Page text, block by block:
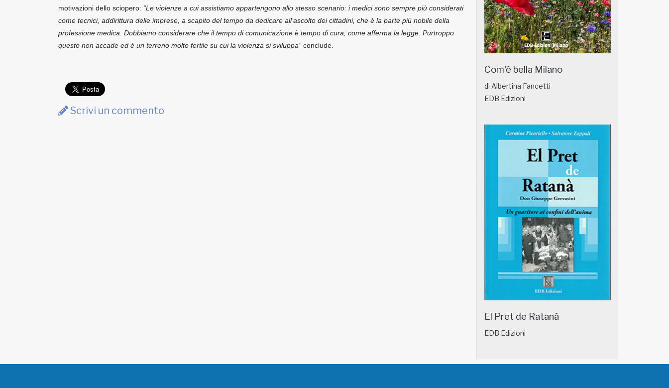
motivazioni dello sciopero: “Le violenze a cui assistiamo appartengono allo stesso scenario: i medici sono sempre più considerati
come tecnici, addirittura delle imprese, a scapito del tempo da dedicare all’ascolto dei cittadini, che è la parte più nobile della
professione medica. Dobbiamo considerare che il tempo di comunicazione è tempo di cura, come afferma la legge. Purtroppo
questo non accade ed è un terreno molto fertile su cui la violenza si sviluppa” conclude.
Scrivi un commento
Com'è bella Milano
di Albertina Fancetti
EDB Edizioni
El Pret de Ratanà
EDB Edizioni